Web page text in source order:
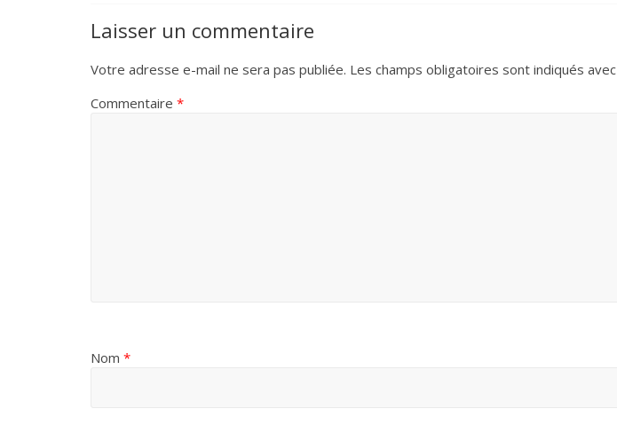
Laisser un commentaire
Votre adresse e-mail ne sera pas publiée. Les champs obligatoires sont indiqués avec
Commentaire *
Nom *